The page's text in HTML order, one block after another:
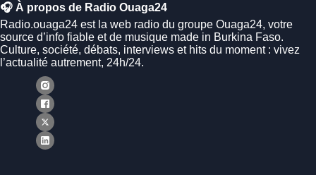
🎧 À propos de Radio Ouaga24
Radio.ouaga24 est la web radio du groupe Ouaga24, votre
source d’info fiable et de musique made in Burkina Faso.
Culture, société, débats, interviews et hits du moment : vivez
l’actualité autrement, 24h/24.